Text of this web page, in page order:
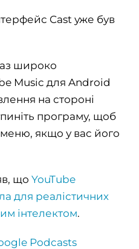
Cast уже був
широко
Music для Android
на стороні
програму, щоб
якщо у вас його
що YouTube
для реалістичних
інтелектом.
Podcasts